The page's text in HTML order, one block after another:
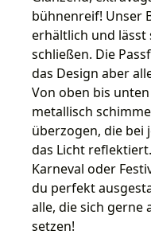
bühnenreif! Unser
erhältlich und lässt
schließen. Die
das Design aber
Von oben bis
metallisch
überzogen, die bei
das Licht
Karneval oder
du perfekt
alle, die sich gerne
setzen!